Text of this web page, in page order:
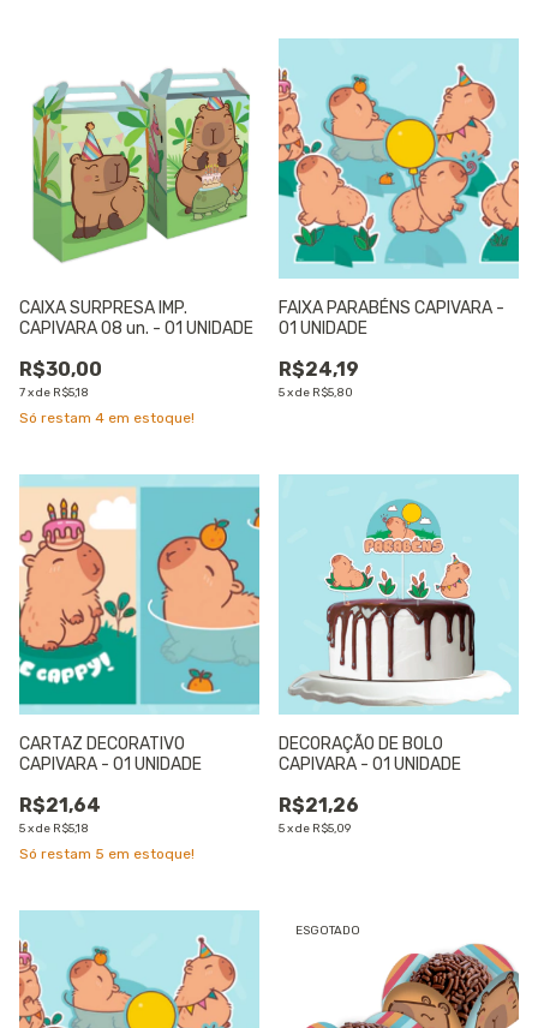
CAIXA SURPRESA IMP.
CAPIVARA 08 un. - 01 UNIDADE
R$30,00
7xde R$5,18
Só restam 4 em estoque!
FAIXA PARABÉNS CAPIVARA -
01 UNIDADE
R$24,19
5xde R$5,80
CARTAZ DECORATIVO
CAPIVARA - 01 UNIDADE
R$21,64
5xde R$5,18
Só restam 5 em estoque!
DECORAÇÃO DE BOLO
CAPIVARA - 01 UNIDADE
R$21,26
5xde R$5,09
ESGOTADO